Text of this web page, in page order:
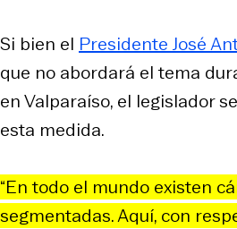
Si bien el Presidente José
que no abordará el tema
en Valparaíso, el legislador
esta medida.
“En todo el mundo existen
segmentadas. Aquí, con